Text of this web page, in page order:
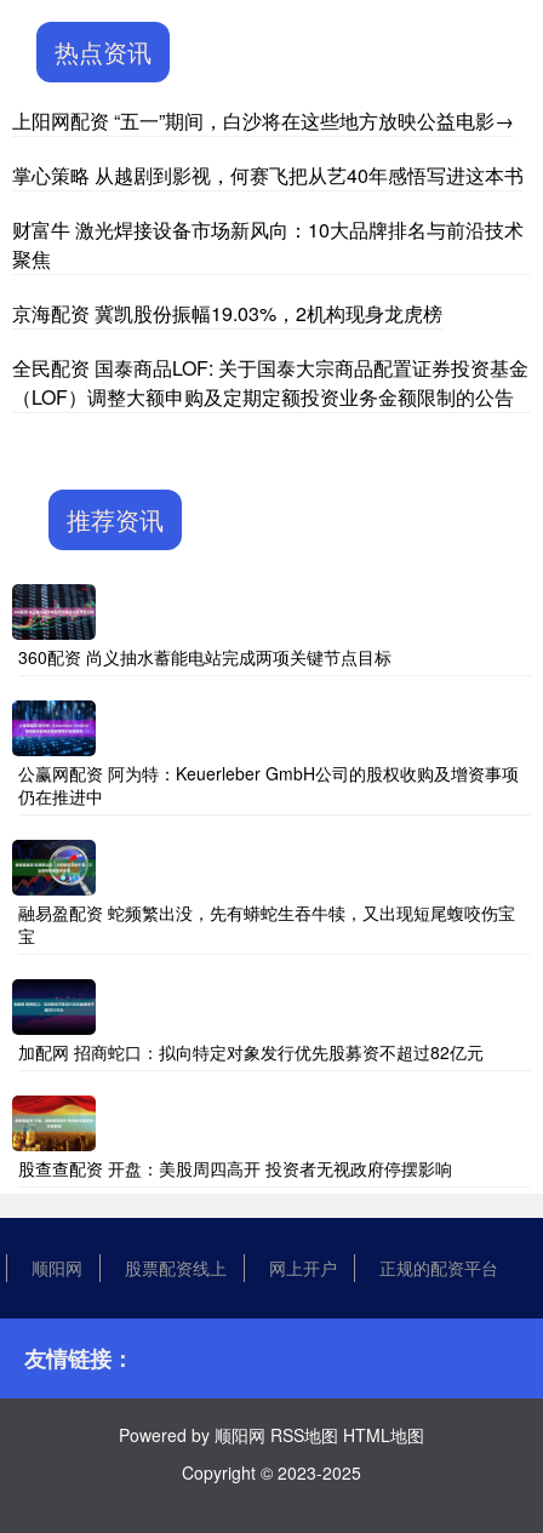
热点资讯
上阳网配资 “五一”期间，白沙将在这些地方放映公益电影→
掌心策略 从越剧到影视，何赛飞把从艺40年感悟写进这本书
财富牛 激光焊接设备市场新风向：10大品牌排名与前沿技术
聚焦
京海配资 冀凯股份振幅19.03%，2机构现身龙虎榜
全民配资 国泰商品LOF: 关于国泰大宗商品配置证券投资基金
（LOF）调整大额申购及定期定额投资业务金额限制的公告
推荐资讯
360配资 尚义抽水蓄能电站完成两项关键节点目标
公赢网配资 阿为特：Keuerleber GmbH公司的股权收购及增资事项
仍在推进中
融易盈配资 蛇频繁出没，先有蟒蛇生吞牛犊，又出现短尾蝮咬伤宝
宝
加配网 招商蛇口：拟向特定对象发行优先股募资不超过82亿元
股查查配资 开盘：美股周四高开 投资者无视政府停摆影响
顺阳网 股票配资线上 网上开户 正规的配资平台
友情链接：
Powered by 顺阳网 RSS地图 HTML地图
Copyright © 2023-2025